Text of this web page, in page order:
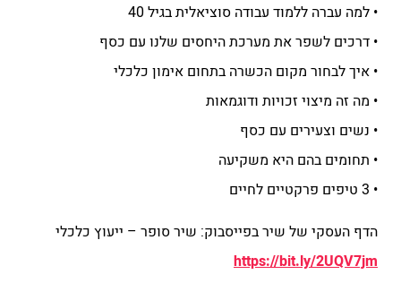
• למה עברה ללמוד עבודה סוציאלית בגיל 40
• דרכים לשפר את מערכת היחסים שלנו עם כסף
• איך לבחור מקום הכשרה בתחום אימון כלכלי
• מה זה מיצוי זכויות ודוגמאות
• נשים וצעירים עם כסף
• תחומים בהם היא משקיעה
• 3 טיפים פרקטיים לחיים
הדף העסקי של שיר בפייסבוק: שיר סופר – ייעוץ כלכלי
https://bit.ly/2UQV7jm